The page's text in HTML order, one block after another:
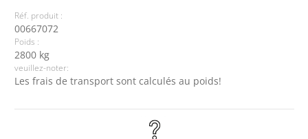
Réf. produit :
00667072
Poids :
2800 kg
veuillez-noter:
Les frais de transport sont calculés au poids!